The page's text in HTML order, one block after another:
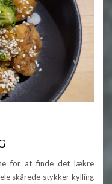
for at finde det lækre
skårede stykker kylling